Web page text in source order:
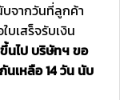
บจากวันที่ลูกค้า
บเสร็จรับเงิน
นไป บริษัทฯ ขอ
นเหลือ 14 วัน นับ